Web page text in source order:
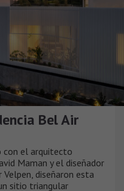
Bel Air
con el arquitecto
Maman y el diseñador
diseñaron esta
sitio triangular